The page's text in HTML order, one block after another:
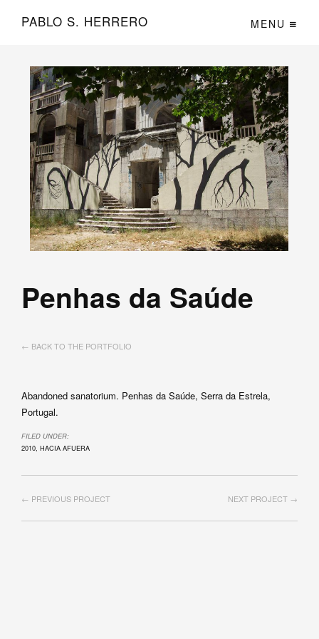
PABLO S. HERRERO MENU
Penhas da Saúde
← BACK TO THE PORTFOLIO
Abandoned sanatorium. Penhas da Saúde, Serra da Estrela,
Portugal.
FILED UNDER:
2010, HACIA AFUERA
NEXT PROJECT →
← PREVIOUS PROJECT